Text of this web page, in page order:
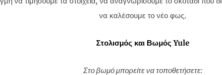
να καλέσουμε το νέο φως.
Στολισμός και Βωμός Yule
Στο βωμό μπορείτε να τοποθετήσετε: